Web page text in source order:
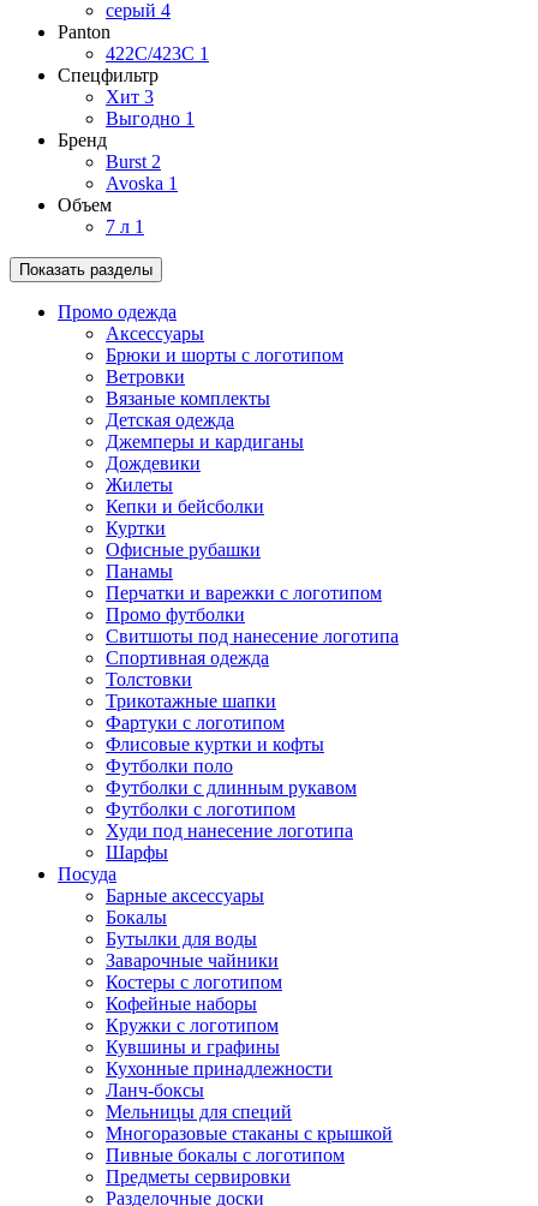
серый 4
Panton
422C/423C 1
Спецфильтр
Хит 3
Выгодно 1
Бренд
Burst2
Avoska 1
Объем
7 л 1
Показать разделы
Промо одежда
Аксессуары
Брюки и шорты с логотипом
Ветровки
Вязаные комплекты
Детская одежда
Джемперы и кардиганы
Дождевики
Жилеты
Кепки и бейсболки
Куртки
Офисные рубашки
Панамы
Перчатки и варежки с логотипом
Промо футболки
Свитшоты под нанесение логотипа
Спортивная одежда
Толстовки
Трикотажные шапки
Фартуки с логотипом
Флисовые куртки и кофты
Футболки поло
Футболки с длинным рукавом
Футболки с логотипом
Худи под нанесение логотипа
Шарфы
Посуда
Барные аксессуары
Бокалы
Бутылки для воды
Заварочные чайники
Костеры с логотипом
Кофейные наборы
Кружки с логотипом
Кувшины и графины
Кухонные принадлежности
Ланч-боксы
Мельницы для специй
Многоразовые стаканы с крышкой
Пивные бокалы с логотипом
Предметы сервировки
Разделочные доски